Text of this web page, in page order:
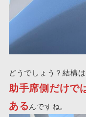
どうでしょう？結構
助手席側だけで
あるんですね。